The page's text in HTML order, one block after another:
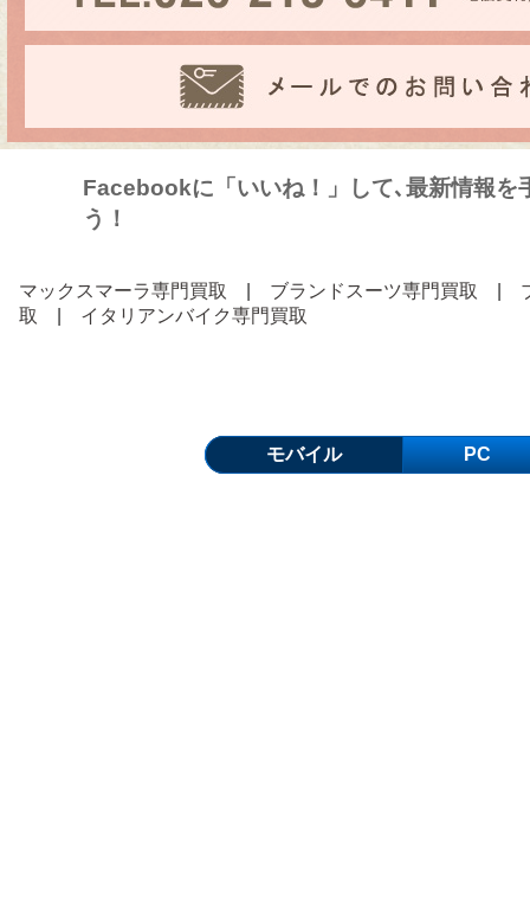
Facebookに「いいね！」して､最新情報を
う！
マックスマーラ専門買取 ブランドスーツ専門買取
取
イタリアンバイク専門買取
モバイル PC